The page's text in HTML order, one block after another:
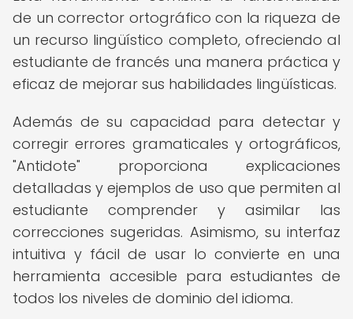
de un corrector ortográfico con la riqueza de
un recurso lingüístico completo, ofreciendo al
estudiante de francés una manera práctica y
eficaz de mejorar sus habilidades lingüísticas.
Además de su capacidad para detectar y
corregir errores gramaticales y ortográficos,
"Antidote" proporciona explicaciones
detalladas y ejemplos de uso que permiten al
estudiante comprender y asimilar las
correcciones sugeridas. Asimismo, su interfaz
intuitiva y fácil de usar lo convierte en una
herramienta accesible para estudiantes de
todos los niveles de dominio del idioma.